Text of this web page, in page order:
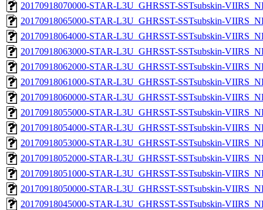
20170918070000-STAR-L3U_GHRSST-SSTsubskin-
20170918065000-STAR-L3U_GHRSST-SSTsubskin-
20170918064000-STAR-L3U_GHRSST-SSTsubskin-
20170918063000-STAR-L3U_GHRSST-SSTsubskin-
20170918062000-STAR-L3U_GHRSST-SSTsubskin-
20170918061000-STAR-L3U_GHRSST-SSTsubskin-
20170918060000-STAR-L3U_GHRSST-SSTsubskin-
20170918055000-STAR-L3U_GHRSST-SSTsubskin-
20170918054000-STAR-L3U_GHRSST-SSTsubskin-
20170918053000-STAR-L3U_GHRSST-SSTsubskin-
20170918052000-STAR-L3U_GHRSST-SSTsubskin-
20170918051000-STAR-L3U_GHRSST-SSTsubskin-
20170918050000-STAR-L3U_GHRSST-SSTsubskin-
20170918045000-STAR-L3U_GHRSST-SSTsubskin-